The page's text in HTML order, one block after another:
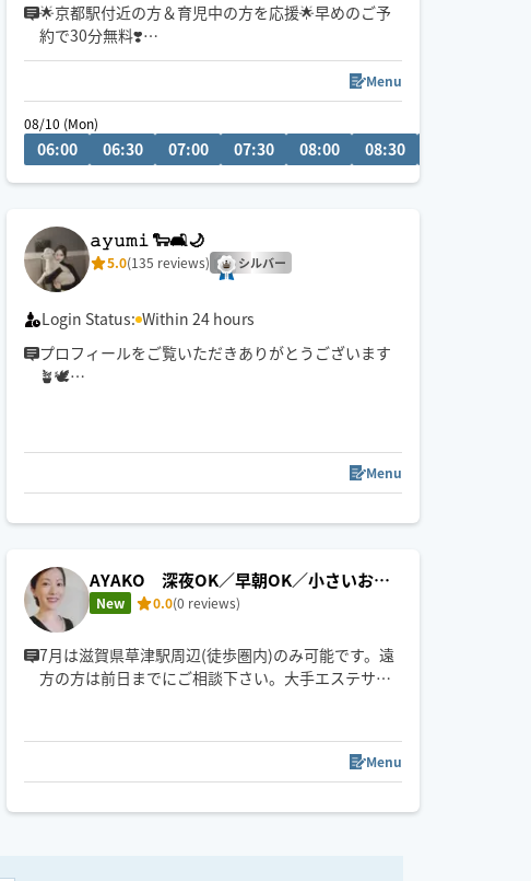
17:30 18:00 18:30 19:00 19:30
🌟京都駅付近の方＆育児中の方を応援🌟早めのご予
約で30分無料❣️
初めまして。指圧と整体とリバースエイジング(若返
り)が得意なエステティシャンです♪有名人も通われ
る会員制サロンにスカウトされ、勤めておりまし
た。大阪府個人ランキング上位実績あり。有名５つ
星ホテルのサロン勤務(60分・22,000円〜)
Menu
08/10 (Mon)
06:00 06:30 07:00 07:30 08:00 08:30
16:00 16:30 17:00 17:30 18:00
08/17 (Mon)
12:00
𝚊𝚢𝚞𝚖𝚒 🐑🛋️🌙
5.0(135 reviews) シルバー
Login Status: Within 24 hours
プロフィールをご覧いただきありがとうございます
🪴🕊️
お気軽に日時をご相談ください🐑🤍
⚠️メッセージは日時のご相談のみ返信させていただ
ます。(◯日◯時〜◯◯周辺)とメッセージいただける
と
スムーズです😌
Menu
AYAKO 深夜OK／早朝OK／小さいお子
様のいる方大歓迎
New 0.0(0 reviews)
7月は滋賀県草津駅周辺(徒歩圏内)のみ可能です。遠
方の方は前日までにご相談下さい。大手エステサロ
外出できない方、出張やご旅行のお疲れを癒したい
方、色々な方にお役にたてるようHOGUGUに登録し
降草津駅周辺ボストンホテル、エストピアホテルへ
Menu